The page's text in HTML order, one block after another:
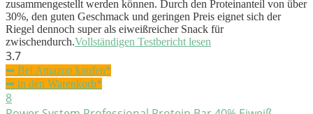
zusammengestellt werden können. Durch den Proteinanteil von über
30%, den guten Geschmack und geringen Preis eignet sich der
Riegel dennoch super als eiweißreicher Snack für
zwischendurch.Vollständigen Testbericht lesen
3.7
➥ Bei Amazon kaufen*
➥ in den Warenkorb*
8